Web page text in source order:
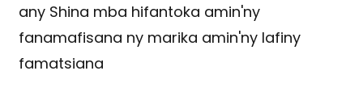
any Shina mba hifantoka amin'ny
fanamafisana ny marika amin'ny lafiny
famatsiana